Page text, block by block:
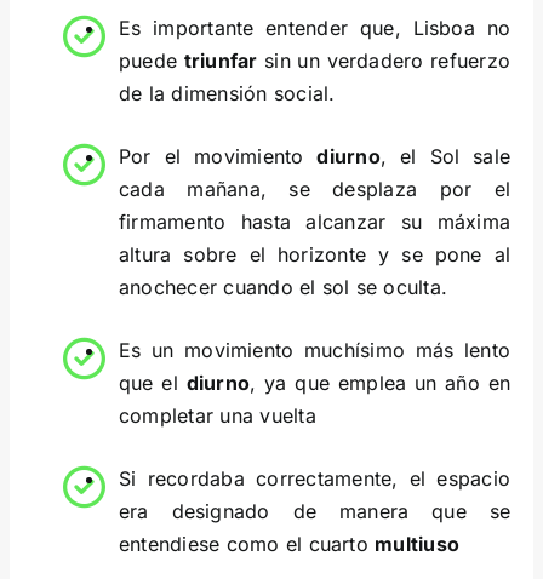
Es importante entender que, Lisboa no
puede triunfar sin un verdadero refuerzo
de la dimensión social.
Por el movimientodiurno, el Sol sale
cada mañana, se desplaza por el
firmamento hasta alcanzar su máxima
altura sobre el horizonte y se pone al
anochecer cuando el sol se oculta.
Es un movimiento muchísimo más lento
que el diurno, ya que emplea un año en
completar una vuelta
Si recordaba correctamente, el espacio
era designado de manera que se
entendiese como el cuarto multiuso